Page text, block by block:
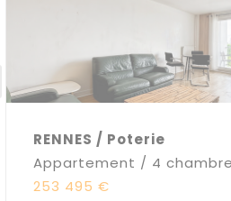
RENNES / Poterie
Appartement / 4
253 495 €